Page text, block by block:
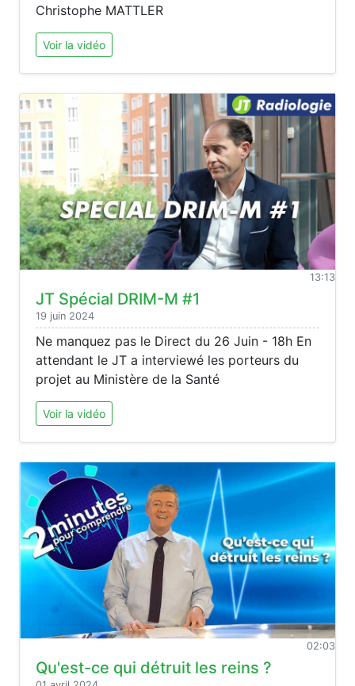
Christophe MATTLER
Voir la vidéo
13:13
JT Spécial DRIM-M #1
19 juin 2024
Ne manquez pas le Direct du 26 Juin - 18h En
attendant le JT a interviewé les porteurs du
projet au Ministère de la Santé
Voir la vidéo
02:03
Qu'est-ce qui détruit les reins ?